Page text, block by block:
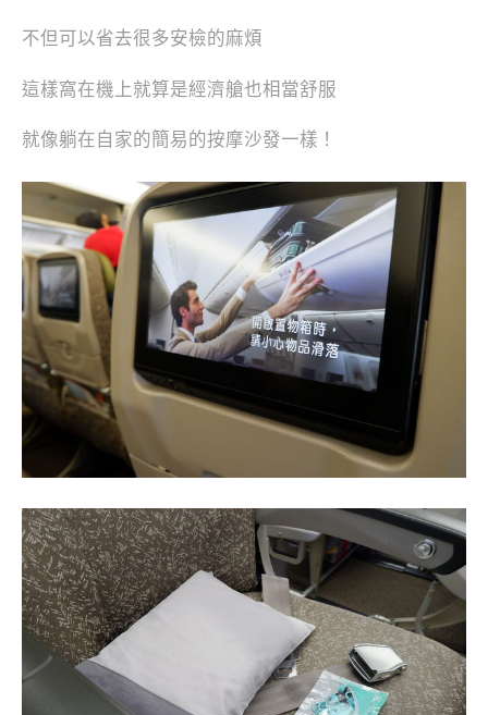
不但可以省去很多安檢的麻煩
這樣窩在機上就算是經濟艙也相當舒服
就像躺在自家的簡易的按摩沙發一樣！